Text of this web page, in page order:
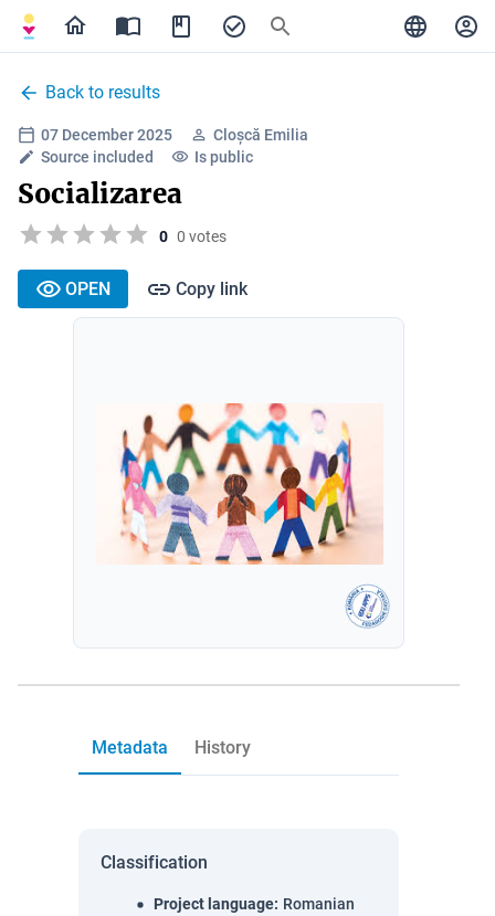
Back to results
07 December 2025
Cloșcă Emilia
Source included
Is public
Socializarea
0 0 votes
OPEN Copy link
Metadata History
Classification
Project language: Romanian